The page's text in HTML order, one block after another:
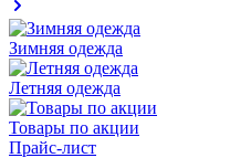
Зимняя одежда
Летняя одежда
Товары по акции
Прайс-лист